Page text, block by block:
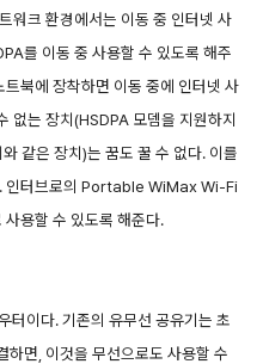
워크 환경에서는 이동 중 인터넷 사
를 이동 중 사용할 수 있도록 해주
북에 장착하면 이동 중에 인터넷 사
없는 장치(HSDPA 모뎀을 지원하지
같은 장치)는 꿈도 꿀 수 없다. 이를
. 인터브로의 Portable WiMax Wi-Fi
용할 수 있도록 해준다.
터이다. 기존의 유무선 공유기는 초
하면, 이것을 무선으로도 사용할 수